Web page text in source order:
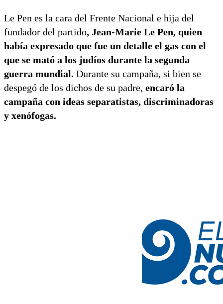
Le Pen es la cara del Frente Nacional e hija del
fundador del partido, Jean-Marie Le Pen, quien
había expresado que fue un detalle el gas con el
que se mató a los judíos durante la segunda
guerra mundial. Durante su campaña, si bien se
despegó de los dichos de su padre, encaró la
campaña con ideas separatistas, discriminadoras
y xenófogas.